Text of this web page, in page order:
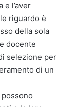
e l’aver
riguardo è
della sola
docente
selezione per
di un